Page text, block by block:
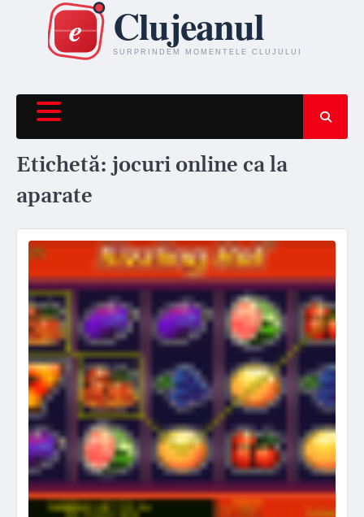
content
Etichetă:jocuri online ca la
aparate